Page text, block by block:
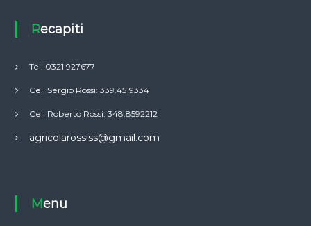
Recapiti
Tel. 0321 927677
Cell Sergio Rossi: 339.4519334
Cell Roberto Rossi: 348.8592212
agricolarossiss@gmail.com
Menu